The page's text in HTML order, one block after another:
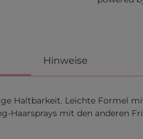
Hinweise
Haltbarkeit. Leichte Formel
Haarsprays mit den anderen